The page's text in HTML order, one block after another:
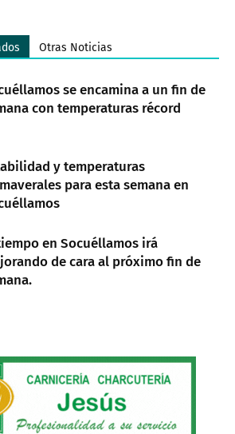
Otras Noticias
se encamina a un fin de
con temperaturas récord
y temperaturas
para esta semana en
en Socuéllamos irá
de cara al próximo fin de